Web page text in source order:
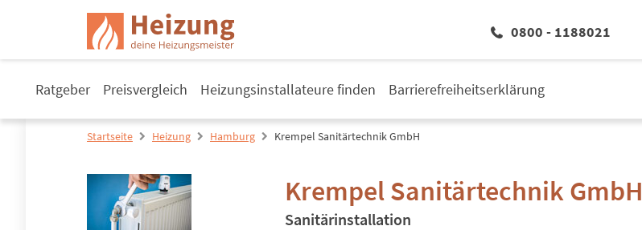
0800 - 1188021
Ratgeber Preisvergleich Heizungsinstallateure finden Barrierefreiheitserklärung
Startseite Heizung Hamburg Krempel Sanitärtechnik GmbH
Krempel Sanitärtechnik GmbH
Sanitärinstallation